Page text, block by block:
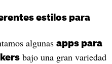
estilos para
algunas apps para
bajo una gran variedad